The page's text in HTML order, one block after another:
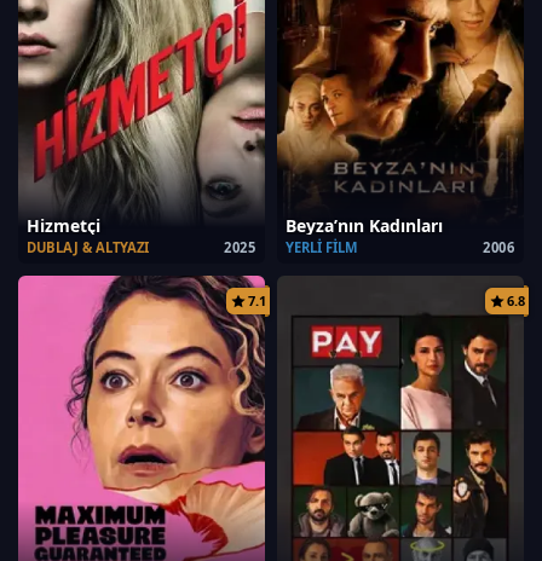
Hizmetçi
2025
DUBLAJ & ALTYAZI
Beyza’nın Kadınları
2006
YERLI FILM
7.1 6.8